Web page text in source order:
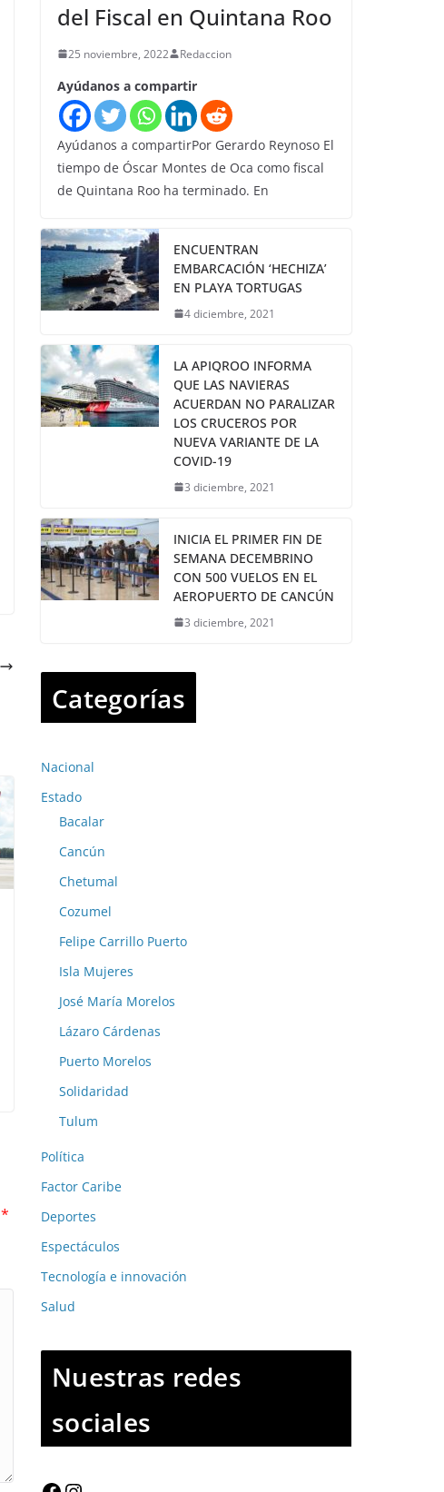
*
del Fiscal en Quintana Roo
25 noviembre, 2022 Redaccion
Ayúdanos a compartir
Ayúdanos a compartirPor Gerardo Reynoso El
tiempo de Óscar Montes de Oca como fiscal
de Quintana Roo ha terminado. En
ENCUENTRAN
EMBARCACIÓN ‘HECHIZA’
EN PLAYA TORTUGAS
4 diciembre, 2021
LA APIQROO INFORMA
QUE LAS NAVIERAS
ACUERDAN NO PARALIZAR
LOS CRUCEROS POR
NUEVA VARIANTE DE LA
COVID-19
3 diciembre, 2021
INICIA EL PRIMER FIN DE
SEMANA DECEMBRINO
CON 500 VUELOS EN EL
AEROPUERTO DE CANCÚN
3 diciembre, 2021
Categorías
Nacional
Estado
Bacalar
Cancún
Chetumal
Cozumel
Felipe Carrillo Puerto
Isla Mujeres
José María Morelos
Lázaro Cárdenas
Puerto Morelos
Solidaridad
Tulum
Política
Factor Caribe
Deportes
Espectáculos
Tecnología e innovación
Salud
Nuestras redes
sociales